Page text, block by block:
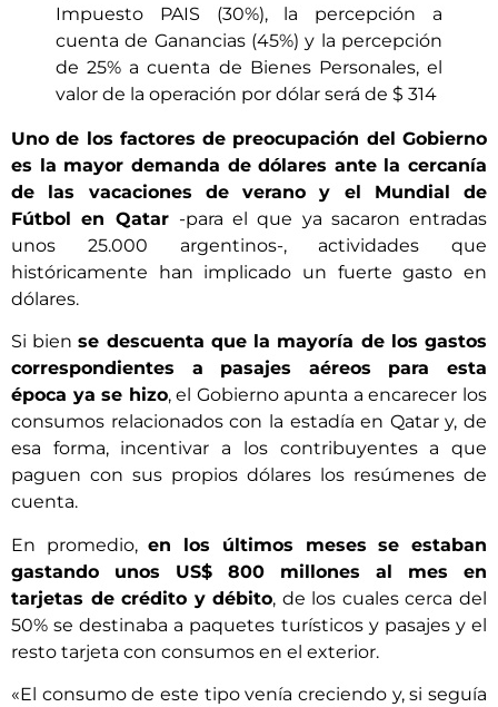
Impuesto PAIS (30%), la percepción a
cuenta de Ganancias (45%) y la percepción
de 25% a cuenta de Bienes Personales, el
valor de la operación por dólar será de $ 314
Uno de los factores de preocupación del Gobierno
es la mayor demanda de dólares ante la cercanía
de las vacaciones de verano y el Mundial de
Fútbol en Qatar -para el que ya sacaron entradas
unos 25.000 argentinos-, actividades que
históricamente han implicado un fuerte gasto en
dólares.
Si biense descuenta que la mayoría de los gastos
correspondientes a pasajes aéreos para esta
época ya se hizo, el Gobierno apunta a encarecer los
consumos relacionados con la estadía en Qatar y, de
esa forma, incentivar a los contribuyentes a que
paguen con sus propios dólares los resúmenes de
cuenta.
En promedio,en los últimos meses se estaban
gastando unos US$ 800 millones al mes en
tarjetas de crédito y débito, de los cuales cerca del
50% se destinaba a paquetes turísticos y pasajes y el
resto tarjeta con consumos en el exterior.
«El consumo de este tipo venía creciendo y, si seguía